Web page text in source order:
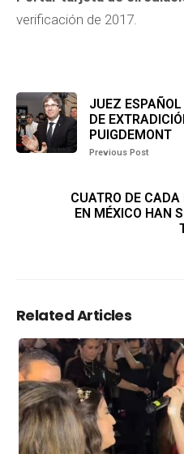
verificación de 2017.
JUEZ
DE
PUIGDEMONT
Previous Post
CUATRO DE CADA
EN MÉXICO HAN
Related Articles